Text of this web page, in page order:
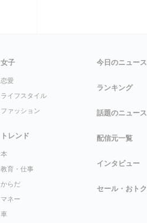
女子
恋愛
ライフスタイル
ファッション
トレンド
本
教育・仕事
からだ
マネー
車
今日のニュース
ランキング
話題のニュース
配信元一覧
インタビュー
セール・おトク